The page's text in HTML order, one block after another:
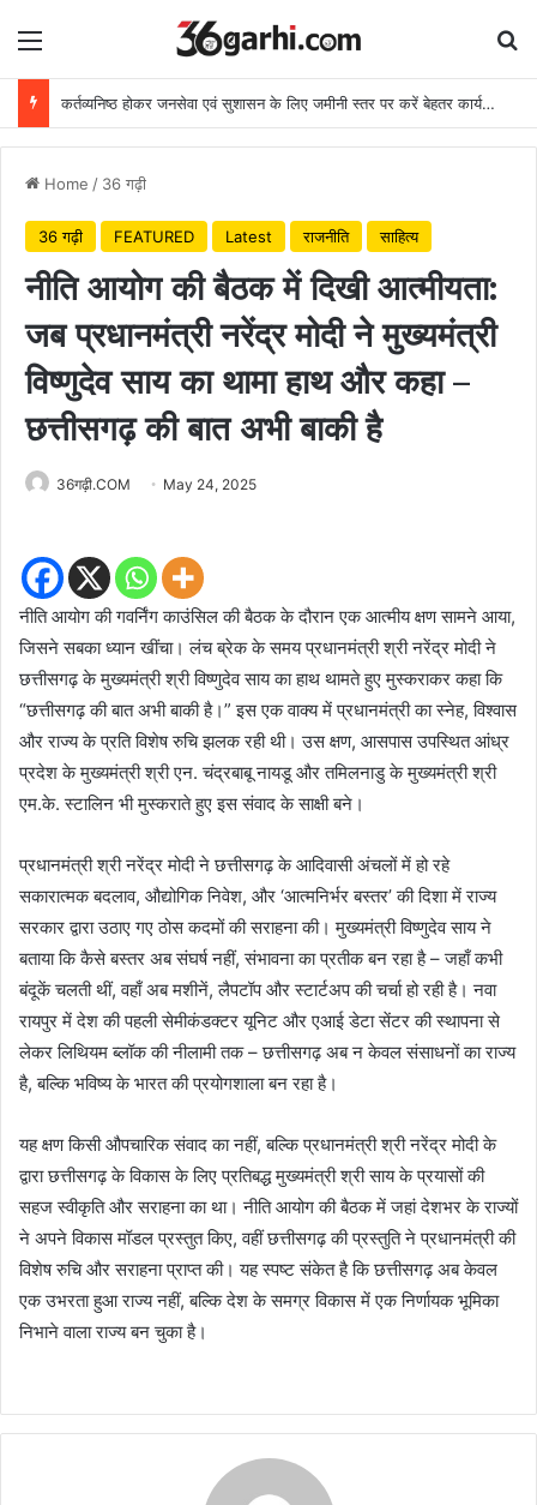
Menu
कर्तव्यनिष्ठ होकर जनसेवा एवं सुशासन के लिए जमीनी स्तर पर करें बेहतर कार्य: मुख्यमंत्री
Home / 36 गढ़ी
36 गढ़ी FEATURED Latest राजनीति साहित्य
नीति आयोग की बैठक में दिखी आत्मीयता:
जब प्रधानमंत्री नरेंद्र मोदी ने मुख्यमंत्री
विष्णुदेव साय का थामा हाथ और कहा –
छत्तीसगढ़ की बात अभी बाकी है
36गढ़ी.COM May 24, 2025
नीति आयोग की गवर्निंग काउंसिल की बैठक के दौरान एक आत्मीय क्षण सामने आया,
जिसने सबका ध्यान खींचा। लंच ब्रेक के समय प्रधानमंत्री श्री नरेंद्र मोदी ने
छत्तीसगढ़ के मुख्यमंत्री श्री विष्णुदेव साय का हाथ थामते हुए मुस्कराकर कहा कि
“छत्तीसगढ़ की बात अभी बाकी है।” इस एक वाक्य में प्रधानमंत्री का स्नेह, विश्वास
और राज्य के प्रति विशेष रुचि झलक रही थी। उस क्षण, आसपास उपस्थित आंध्र
प्रदेश के मुख्यमंत्री श्री एन. चंद्रबाबू नायडू और तमिलनाडु के मुख्यमंत्री श्री
एम.के. स्टालिन भी मुस्कराते हुए इस संवाद के साक्षी बने।
प्रधानमंत्री श्री नरेंद्र मोदी ने छत्तीसगढ़ के आदिवासी अंचलों में हो रहे
सकारात्मक बदलाव, औद्योगिक निवेश, और ‘आत्मनिर्भर बस्तर’ की दिशा में राज्य
सरकार द्वारा उठाए गए ठोस कदमों की सराहना की। मुख्यमंत्री विष्णुदेव साय ने
बताया कि कैसे बस्तर अब संघर्ष नहीं, संभावना का प्रतीक बन रहा है – जहाँ कभी
बंदूकें चलती थीं, वहाँ अब मशीनें, लैपटॉप और स्टार्टअप की चर्चा हो रही है। नवा
रायपुर में देश की पहली सेमीकंडक्टर यूनिट और एआई डेटा सेंटर की स्थापना से
लेकर लिथियम ब्लॉक की नीलामी तक – छत्तीसगढ़ अब न केवल संसाधनों का राज्य
है, बल्कि भविष्य के भारत की प्रयोगशाला बन रहा है।
यह क्षण किसी औपचारिक संवाद का नहीं, बल्कि प्रधानमंत्री श्री नरेंद्र मोदी के
द्वारा छत्तीसगढ़ के विकास के लिए प्रतिबद्ध मुख्यमंत्री श्री साय के प्रयासों की
सहज स्वीकृति और सराहना का था। नीति आयोग की बैठक में जहां देशभर के राज्यों
ने अपने विकास मॉडल प्रस्तुत किए, वहीं छत्तीसगढ़ की प्रस्तुति ने प्रधानमंत्री की
विशेष रुचि और सराहना प्राप्त की। यह स्पष्ट संकेत है कि छत्तीसगढ़ अब केवल
एक उभरता हुआ राज्य नहीं, बल्कि देश के समग्र विकास में एक निर्णायक भूमिका
निभाने वाला राज्य बन चुका है।